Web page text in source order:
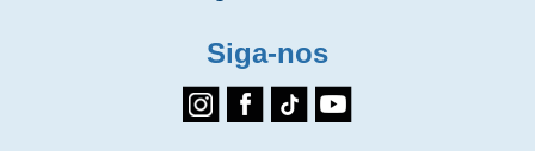
Siga-nos